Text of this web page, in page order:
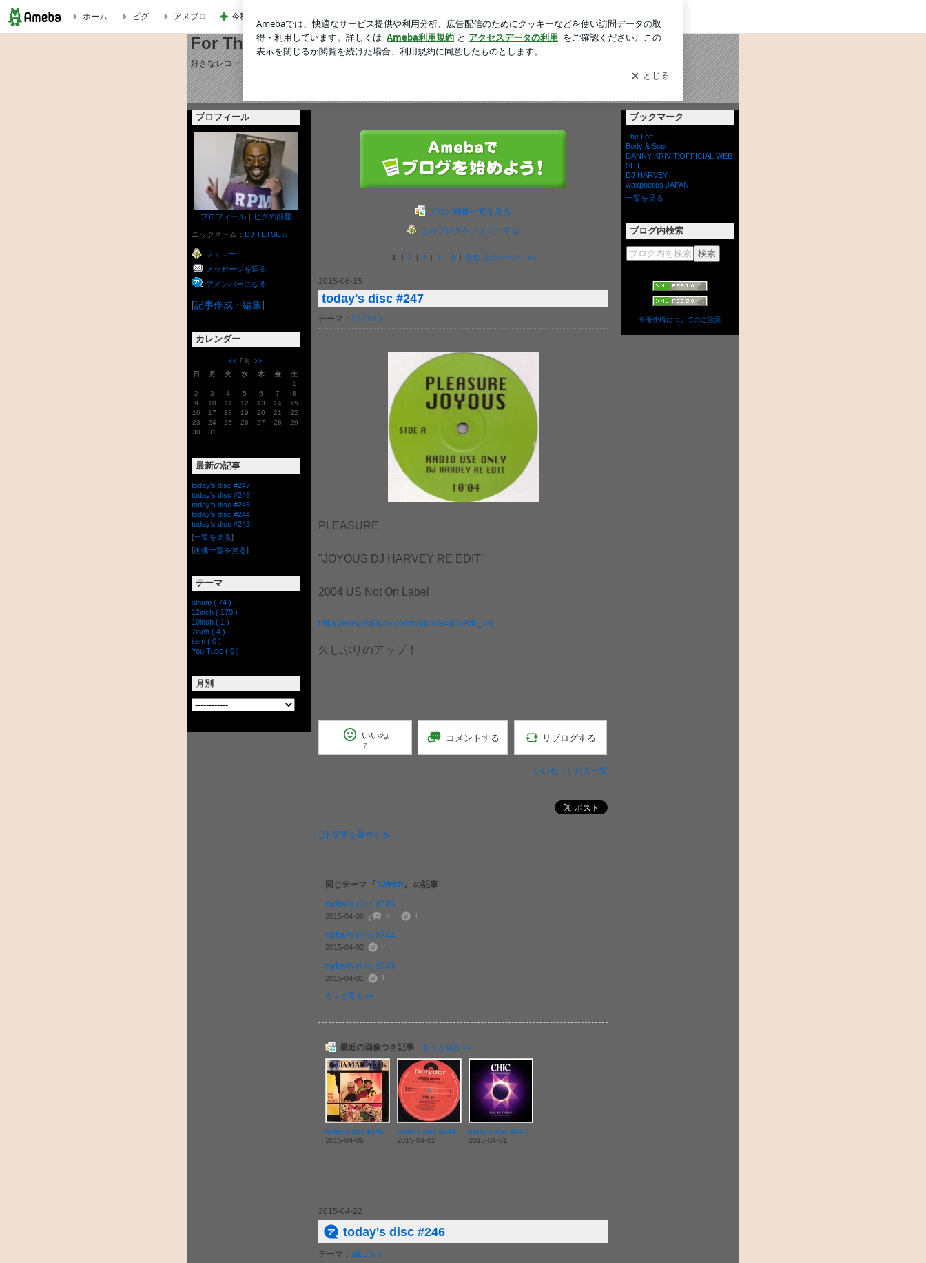
ホーム ピグ アメブロ 今秋に再開する嬉しいニュース
For The Love of Music！
好きなレコードや曲を気ままに紹介します。
プロフィール
プロフィール ｜ ピグの部屋
ニックネーム： DJ TETSU☆
フォロー
メッセージを送る
アメンバーになる
[記事作成・編集]
カレンダー
<< 8月
>>
日
月 火 水 木 金
土
1
2
3 4 5 6 7
8
9
10 11 12 13 14
15
16
17 18 19 20 21
22
23
24 25 26 27 28
29
30
31
最新の記事
today's disc #247
today's disc #246
today's disc #245
today's disc #244
today's disc #243
[一覧を見る]
[画像一覧を見る]
テーマ
album ( 74 )
12inch ( 170 )
10inch ( 1 )
7inch ( 4 )
item ( 0 )
You Tube ( 0 )
月別
ブログ画像一覧を見る
このブログをフォローする
1 | 2 | 3 | 4 | 5 | 最初 次のページへ >>
2015-06-15
today's disc #247
テーマ： 12inch
PLEASURE
"JOYOUS DJ HARVEY RE EDIT"
2004 US Not On Label
https://www.youtube.com/watch?v=sHaAtf8_kfo
久しぶりのアップ！
いいね
7
コメントする リブログする
いいね！した人一覧
ポスト
記事を報告する
同じテーマ 「 12inch 」 の記事
today's disc #245
2015-04-06 8 1
today's disc #244
2015-04-02 2
today's disc #243
2015-04-01 1
もっと見る >>
最近の画像つき記事 もっと見る >>
today's disc #245
2015-04-06
today's disc #244
2015-04-02
today's disc #243
2015-04-01
2015-04-22
today's disc #246
テーマ： album
ブックマーク
The Loft
Body & Soul
DANNY KRIVIT:OFFICIAL WEB
SITE
DJ HARVEY
waxpoetics JAPAN
一覧を見る
ブログ内検索
※著作権についてのご注意